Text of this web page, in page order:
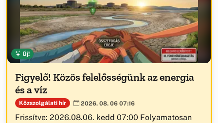
Új!
Figyelő! Közös felelősségünk az energia
és a víz
Közszolgálati hír 2026. 08. 06 07:16
Frissítve: 2026.08.06. kedd 07:00 Folyamatosan